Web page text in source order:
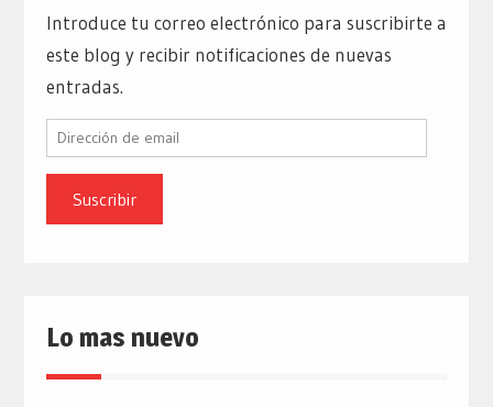
Introduce tu correo electrónico para suscribirte a
este blog y recibir notificaciones de nuevas
entradas.
Dirección
email
Lo mas nuevo